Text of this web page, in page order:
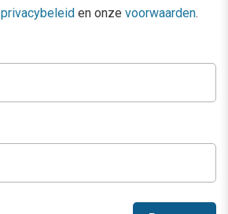
privacybeleid en onze voorwaarden.